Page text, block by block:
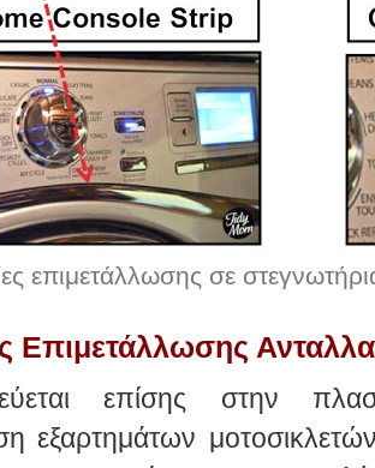
επιμετάλλωσης σε
Επιμετάλλωσης
επίσης στην
εξαρτημάτων